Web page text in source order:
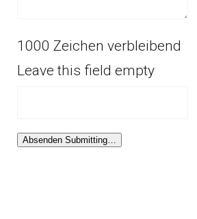
1000 Zeichen verbleibend
Leave this field empty
Absenden Submitting…